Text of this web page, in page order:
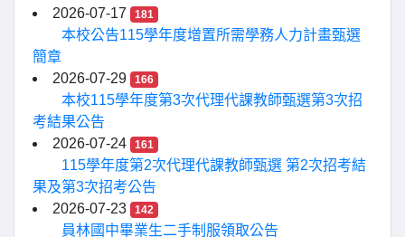
2026-07-17
181
本校公告115學年度增置所需學務人力計畫甄選
簡章
2026-07-29
166
本校115學年度第3次代理代課教師甄選第3次招
考結果公告
2026-07-24
161
115學年度第2次代理代課教師甄選 第2次招考結
果及第3次招考公告
2026-07-23
142
員林國中畢業生二手制服領取公告